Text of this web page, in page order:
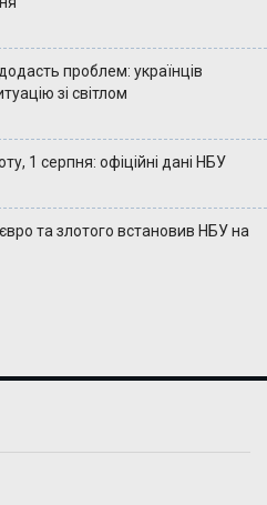
проблем: українців
зі світлом
1 серпня: офіційні дані НБУ
та злотого встановив НБУ на